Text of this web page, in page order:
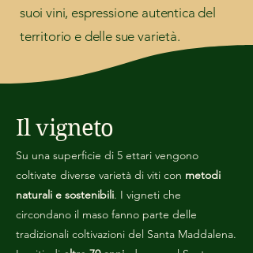
suoi vini, espressione autentica del
territorio e delle sue varietà.
Il vigneto
Su una superficie di 5 ettari vengono
coltivate diverse varietà di viti con metodi
naturali e sostenibili. I vigneti che
circondano il maso fanno parte delle
tradizionali coltivazioni del Santa Maddalena.